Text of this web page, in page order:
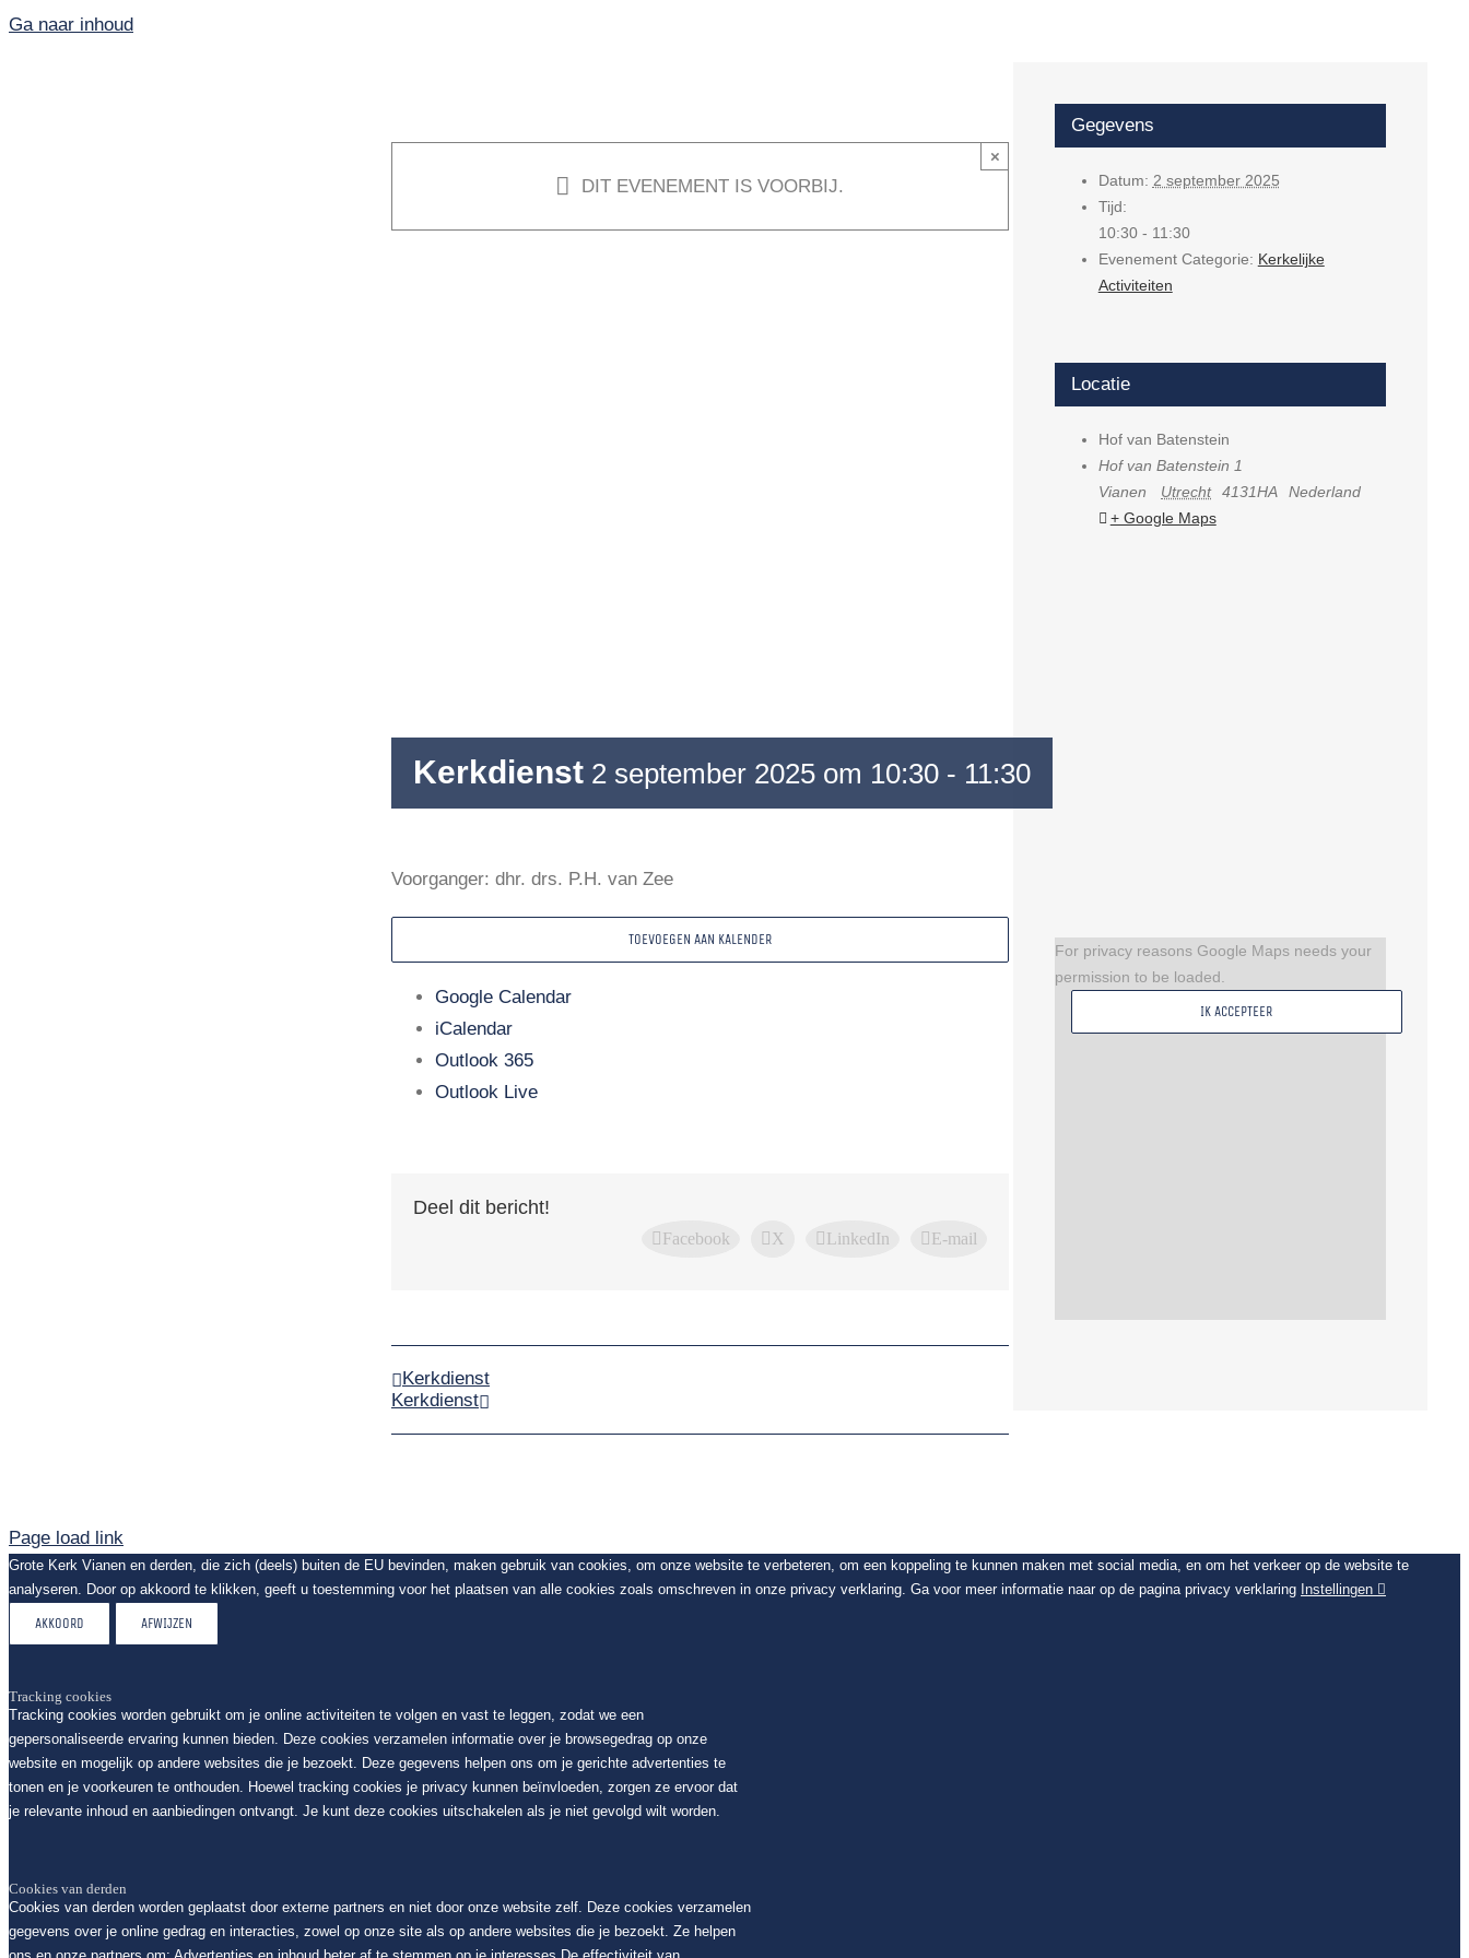
Ga naar inhoud
DIT EVENEMENT IS VOORBIJ.
×
Kerkdienst 2 september 2025 om 10:30- 11:30
Voorganger: dhr. drs. P.H. van Zee
TOEVOEGEN AAN KALENDER
Google Calendar
iCalendar
Outlook 365
Outlook Live
Deel dit bericht!
Facebook X LinkedIn E-mail
Kerkdienst
Kerkdienst
Gegevens
Datum: 2 september 2025
Tijd:
10:30 - 11:30
Evenement Categorie: Kerkelijke
Activiteiten
Locatie
Hof van Batenstein
Hof van Batenstein 1
Vianen
Utrecht 4131HA
Nederland
+ Google Maps
For privacy reasons Google Maps needs your
permission to be loaded.
IK ACCEPTEER
Page load link
Grote Kerk Vianen en derden, die zich (deels) buiten de EU bevinden, maken gebruik van cookies, om onze website te verbeteren, om een koppeling te kunnen maken met social media, en om het verkeer op de website te
analyseren. Door op akkoord te klikken, geeft u toestemming voor het plaatsen van alle cookies zoals omschreven in onze privacy verklaring. Ga voor meer informatie naar op de pagina privacy verklaring Instellingen
AKKOORD AFWIJZEN
Tracking cookies
Tracking cookies worden gebruikt om je online activiteiten te volgen en vast te leggen, zodat we een
gepersonaliseerde ervaring kunnen bieden. Deze cookies verzamelen informatie over je browsegedrag op onze
website en mogelijk op andere websites die je bezoekt. Deze gegevens helpen ons om je gerichte advertenties te
tonen en je voorkeuren te onthouden. Hoewel tracking cookies je privacy kunnen beïnvloeden, zorgen ze ervoor dat
je relevante inhoud en aanbiedingen ontvangt. Je kunt deze cookies uitschakelen als je niet gevolgd wilt worden.
Cookies van derden
Cookies van derden worden geplaatst door externe partners en niet door onze website zelf. Deze cookies verzamelen
gegevens over je online gedrag en interacties, zowel op onze site als op andere websites die je bezoekt. Ze helpen